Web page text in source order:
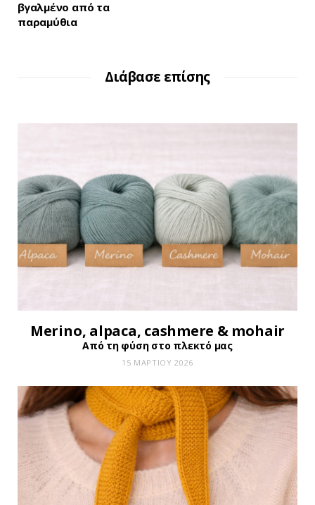
βγαλμένο από τα
παραμύθια
Διάβασε επίσης
Merino, alpaca, cashmere & mohair
Από τη φύση στο πλεκτό μας
15 ΜΑΡΤΊΟΥ 2026